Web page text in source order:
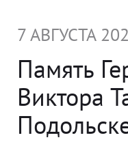
7 АВГУСТА
Память
Виктора